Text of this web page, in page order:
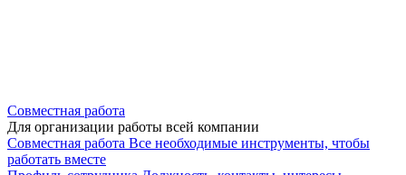
Совместная работа
Для организации работы всей компании
Совместная работа Все необходимые инструменты, чтобы
работать вместе